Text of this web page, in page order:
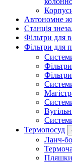
Автономне
Станція
Фільтри для
Фільтри для
Термопосуд
Ланч-